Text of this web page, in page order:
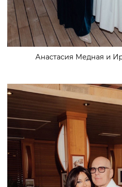
Анастасия Медная и